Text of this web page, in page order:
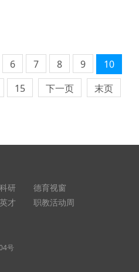
6 7 8 9
10
15 下一页 末页
研
德育视窗
才 职教活动周
号